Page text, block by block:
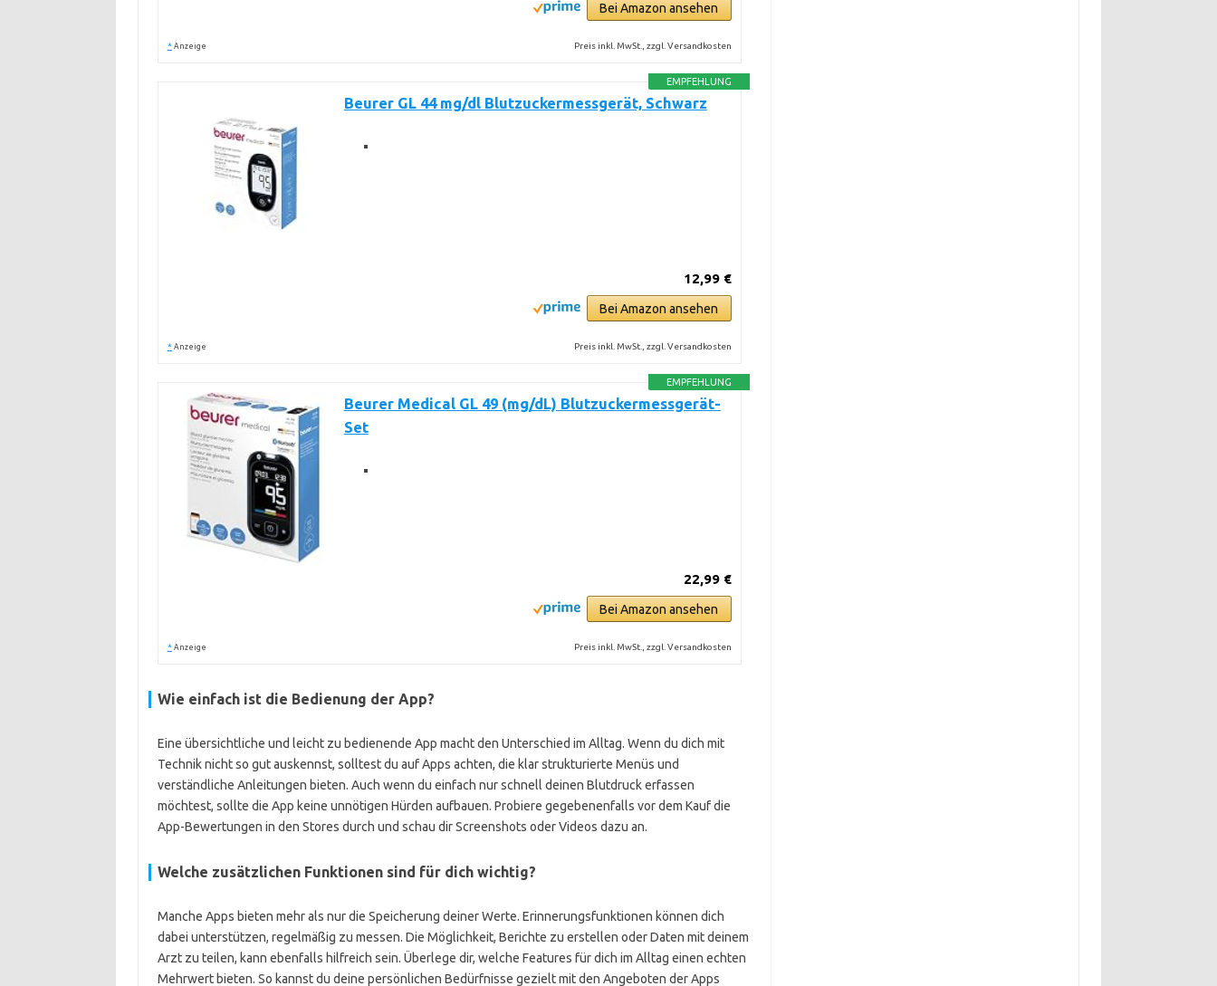
Bei Amazon ansehen
* Anzeige Preis inkl. MwSt., zzgl. Versandkosten
EMPFEHLUNG
Beurer GL 44 mg/dl Blutzuckermessgerät, Schwarz
12,99 €
Bei Amazon ansehen
* Anzeige Preis inkl. MwSt., zzgl. Versandkosten
EMPFEHLUNG
Beurer Medical GL 49 (mg/dL) Blutzuckermessgerät-
Set
22,99 €
Bei Amazon ansehen
* Anzeige Preis inkl. MwSt., zzgl. Versandkosten
Wie einfach ist die Bedienung der App?
Eine übersichtliche und leicht zu bedienende App macht den Unterschied im Alltag. Wenn du dich mit
Technik nicht so gut auskennst, solltest du auf Apps achten, die klar strukturierte Menüs und
verständliche Anleitungen bieten. Auch wenn du einfach nur schnell deinen Blutdruck erfassen
möchtest, sollte die App keine unnötigen Hürden aufbauen. Probiere gegebenenfalls vor dem Kauf die
App-Bewertungen in den Stores durch und schau dir Screenshots oder Videos dazu an.
Welche zusätzlichen Funktionen sind für dich wichtig?
Manche Apps bieten mehr als nur die Speicherung deiner Werte. Erinnerungsfunktionen können dich
dabei unterstützen, regelmäßig zu messen. Die Möglichkeit, Berichte zu erstellen oder Daten mit deinem
Arzt zu teilen, kann ebenfalls hilfreich sein. Überlege dir, welche Features für dich im Alltag einen echten
Mehrwert bieten. So kannst du deine persönlichen Bedürfnisse gezielt mit den Angeboten der Apps